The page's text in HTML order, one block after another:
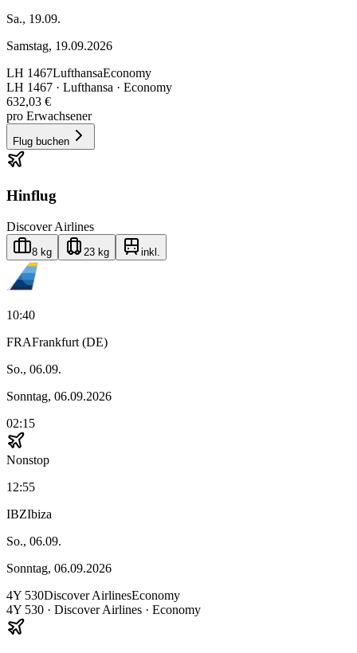
Sa., 19.09.
Samstag, 19.09.2026
LH 1467LufthansaEconomy
LH 1467 · Lufthansa · Economy
632,03 €
pro Erwachsener
Flug buchen
Hinflug
Discover Airlines
8 kg 23 kg inkl.
10:40
FRAFrankfurt (DE)
So., 06.09.
Sonntag, 06.09.2026
02:15
Nonstop
12:55
IBZIbiza
So., 06.09.
Sonntag, 06.09.2026
4Y 530Discover AirlinesEconomy
4Y 530 · Discover Airlines · Economy